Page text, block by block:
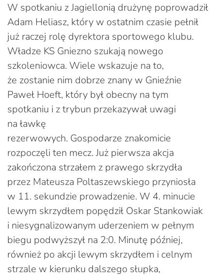
W spotkaniu z Jagiellonią drużynę poprowadził
Adam Heliasz, który w ostatnim czasie pełnił
już raczej rolę dyrektora sportowego klubu.
Władze KS Gniezno szukają nowego
szkoleniowca. Wiele wskazuje na to,
że zostanie nim dobrze znany w Gnieźnie
Paweł Hoeft, który był obecny na tym
spotkaniu i z trybun przekazywał uwagi
na ławkę
rezerwowych. Gospodarze znakomicie
rozpoczęli ten mecz. Już pierwsza akcja
zakończona strzałem z prawego skrzydła
przez Mateusza Poltaszewskiego przyniosła
w 11. sekundzie prowadzenie. W 4. minucie
lewym skrzydłem popędził Oskar Stankowiak
i niesygnalizowanym uderzeniem w pełnym
biegu podwyższył na 2:0. Minutę później,
również po akcji lewym skrzydłem i celnym
strzale w kierunku dalszego słupka,